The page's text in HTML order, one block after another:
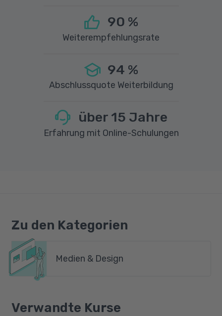
90 %
Weiterempfehlungsrate
94 %
Abschlussquote Weiterbildung
über 15 Jahre
Erfahrung mit Online-Schulungen
Zu den Kategorien
Medien & Design
Verwandte Kurse